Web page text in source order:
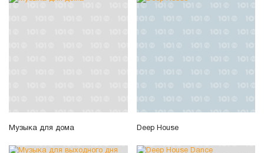
Музыка для дома Deep House